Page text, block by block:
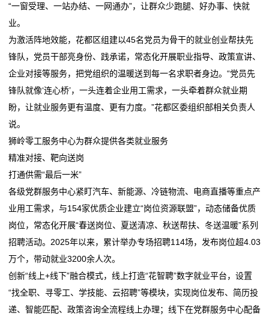
“一窗受理、一站办结、一网通办”，让群众少跑腿、好办事、快就
业。
为激活阵地效能，花都区组建以45名党员为骨干的就业创业帮扶先
锋队，党员干部亮身份、践承诺，常态化开展职业指导、政策宣讲、
企业对接等服务，把党组织的温暖送到每一名求职者身边。“党员先
锋队就像‘连心桥’，一头连着企业用工需求，一头牵着群众就业期
盼，让就业服务更有温度、更有力度。”花都区委组织部相关负责人
说。
狮岭零工服务中心为群众提供各类就业服务
精准对接、靶向送岗
打通供需“最后一米”
各级党群服务中心紧盯汽车、新能源、冷链物流、电商直播等重点产
业用工需求，与154家优质企业建立“岗位资源联盟”，动态储备优质
岗位，常态化开展“春送岗位、夏送清凉、秋送帮扶、冬送温暖”系列
招聘活动。2025年以来，累计举办专场招聘114场，发布岗位超4.03
万个，带动就业3200余人次。
创新“线上+线下”融合模式，线上打造“花智聘”数字就业平台，设置
“找全职、寻零工、学技能、云招聘”等模块，实现岗位发布、简历投
递、智能匹配、政策咨询全流程线上办理；线下在党群服务中心配备